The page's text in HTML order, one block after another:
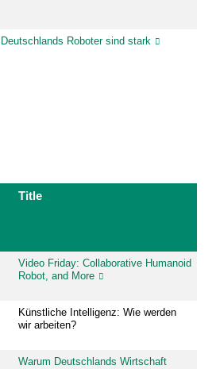
Deutschlands Roboter sind stark
Title
Video Friday: Collaborative Humanoid
Robot, and More
Künstliche Intelligenz: Wie werden
wir arbeiten?
Warum Deutschlands Wirtschaft